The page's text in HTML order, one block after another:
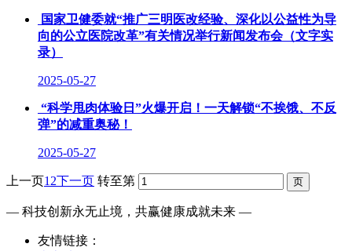
国家卫健委就“推广三明医改经验、深化以公益性为导
向的公立医院改革”有关情况举行新闻发布会（文字实
录）
2025-05-27
“科学甩肉体验日”火爆开启！一天解锁“不挨饿、不反
弹”的减重奥秘！
2025-05-27
上一页1 2下一页 转至第
— 科技创新永无止境，共赢健康成就未来 —
友情链接：